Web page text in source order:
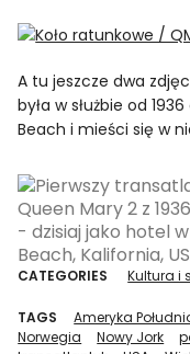
A tu jeszcze dwa
była w służbie od
Beach i mieści się w
CATEGORIES Kultura i
TAGS Ameryka
Norwegia
Nowy Jork